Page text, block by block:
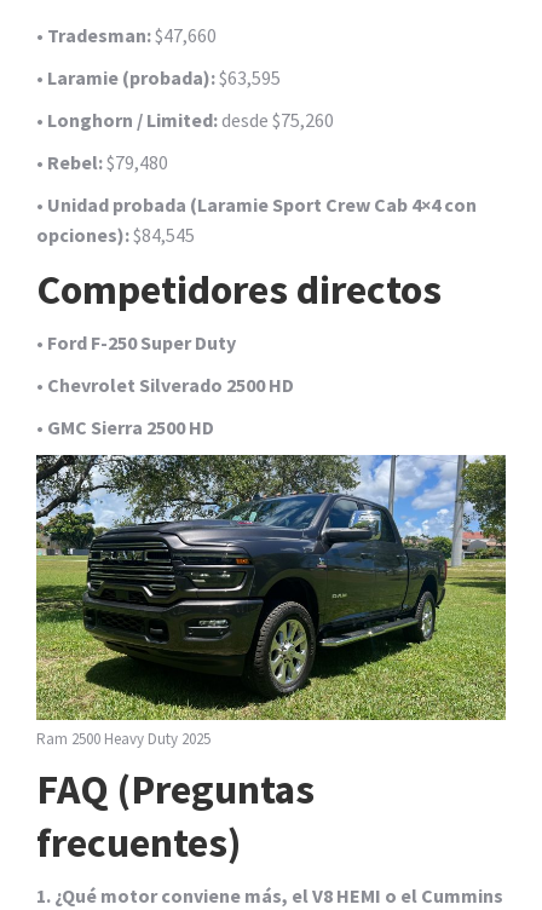
• Tradesman:$47,660
• Laramie (probada):$63,595
• Longhorn / Limited:desde $75,260
• Rebel:$79,480
• Unidad probada (Laramie Sport Crew Cab 4×4 con
opciones):$84,545
Competidores directos
• Ford F-250 Super Duty
• Chevrolet Silverado 2500 HD
• GMC Sierra 2500 HD
Ram 2500 Heavy Duty 2025
FAQ (Preguntas
frecuentes)
1. ¿Qué motor conviene más, el V8 HEMI o el Cummins